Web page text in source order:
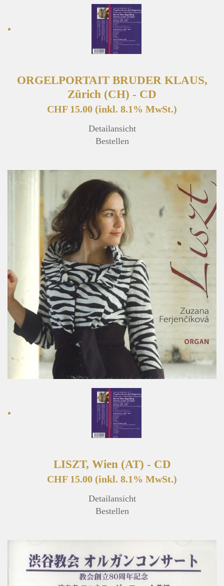
ORGELPORTAIT BRUDER KLAUS,
Zürich (CH) - CD
CHF 15.00 (inkl. 8.1% MwSt.)
Detailansicht
Bestellen
LISZT, Wien (AT) - CD
CHF 15.00 (inkl. 8.1% MwSt.)
Detailansicht
Bestellen